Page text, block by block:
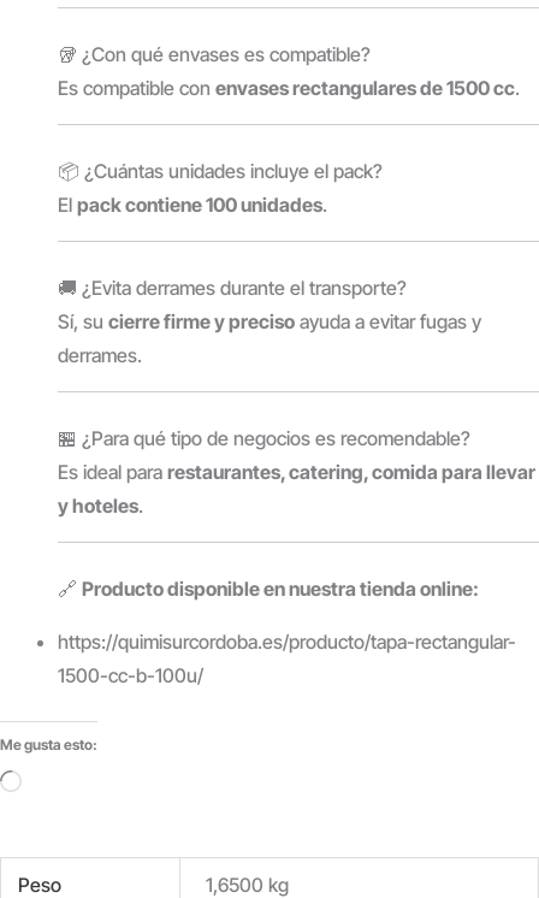
🥡 ¿Con qué envases es compatible?
Es compatible con envases rectangulares de 1500 cc.
📦 ¿Cuántas unidades incluye el pack?
El pack contiene 100 unidades.
🚚 ¿Evita derrames durante el transporte?
Sí, su cierre firme y preciso ayuda a evitar fugas y
derrames.
🏪 ¿Para qué tipo de negocios es recomendable?
Es ideal para restaurantes, catering, comida para llevar
y hoteles.
🔗 Producto disponible en nuestra tienda online:
https://quimisurcordoba.es/producto/tapa-rectangular-
1500-cc-b-100u/
Me gusta esto:
Cargando...
Peso 1,6500 kg